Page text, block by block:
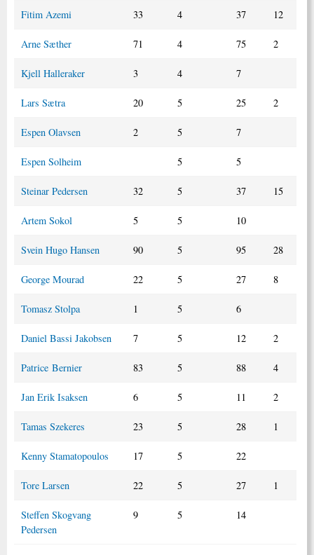
Fitim Azemi 33 4 37 12
Arne Sæther 71 4 75 2
Kjell Halleraker 3 4 7
Lars Sætra 20 5 25 2
Espen Olavsen 2 5 7
Espen Solheim 5 5
Steinar Pedersen 32 5 37 15
Artem Sokol 5 5 10
Svein Hugo Hansen 90 5 95 28
George Mourad 22 5 27 8
Tomasz Stolpa 1 5 6
Daniel Bassi Jakobsen 7 5 12 2
Patrice Bernier 83 5 88 4
Jan Erik Isaksen 6 5 11 2
Tamas Szekeres 23 5 28 1
Kenny Stamatopoulos 17 5 22
Tore Larsen 22 5 27 1
Steffen Skogvang
Pedersen
9 5 14